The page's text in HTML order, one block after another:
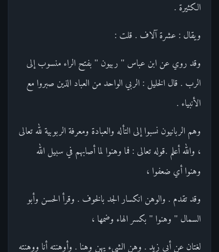
الكثيرة .
ويقال : عشرة آلاف . قلت :
وقد روي عن ابن عباس " ربيون " بفتح الراء منسوب إلى
الرب . قال الخليل : الربي الواحد من العباد الذين صبروا مع
الأنبياء .
وهم الربانيون نسبوا إلى التأله والعبادة ومعرفة الربوبية لله تعالى
، والله أعلم .قوله تعالى : فما وهنوا لما أصابهم في سبيل الله
وهنوا أي ضعفوا ،
وقد تقدم . والوهن انكسار الجد بالخوف . وقرأ الحسن وأبو
السمال " وهنوا " بكسر الهاء وضمها ،
لغتان عن أبي زيد . وهن الشيء يهن وهنا . وأوهنته أنا ووهنته